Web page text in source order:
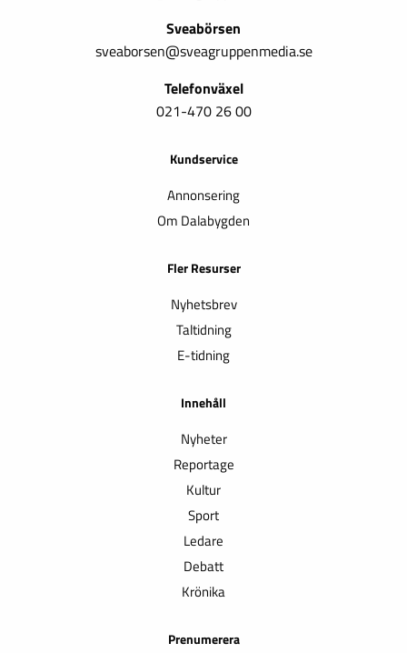
Sveabörsen
sveaborsen@sveagruppenmedia.se
Telefonväxel
021-470 26 00
Kundservice
Annonsering
Om Dalabygden
Fler Resurser
Nyhetsbrev
Taltidning
E-tidning
Innehåll
Nyheter
Reportage
Kultur
Sport
Ledare
Debatt
Krönika
Prenumerera